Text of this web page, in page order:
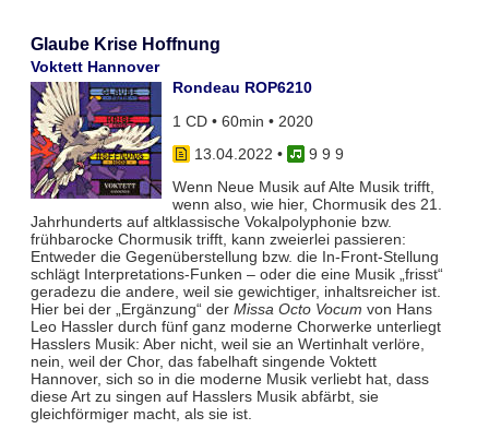
Glaube Krise Hoffnung
Voktett Hannover
Rondeau ROP6210
1 CD • 60min • 2020
13.04.2022 •
9 9 9
Wenn Neue Musik auf Alte Musik trifft,
wenn also, wie hier, Chormusik des 21.
Jahrhunderts auf altklassische Vokalpolyphonie bzw.
frühbarocke Chormusik trifft, kann zweierlei passieren:
Entweder die Gegenüberstellung bzw. die In-Front-Stellung
schlägt Interpretations-Funken – oder die eine Musik „frisst“
geradezu die andere, weil sie gewichtiger, inhaltsreicher ist.
Hier bei der „Ergänzung“ der Missa Octo Vocum von Hans
Leo Hassler durch fünf ganz moderne Chorwerke unterliegt
Hasslers Musik: Aber nicht, weil sie an Wertinhalt verlöre,
nein, weil der Chor, das fabelhaft singende Voktett
Hannover, sich so in die moderne Musik verliebt hat, dass
diese Art zu singen auf Hasslers Musik abfärbt, sie
gleichförmiger macht, als sie ist.